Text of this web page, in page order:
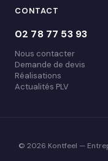
CONTACT
02 78 77 53 93
Nous contacter
Demande de devis
Réalisations
Actualités PLV
© 2026 Kontfeel —